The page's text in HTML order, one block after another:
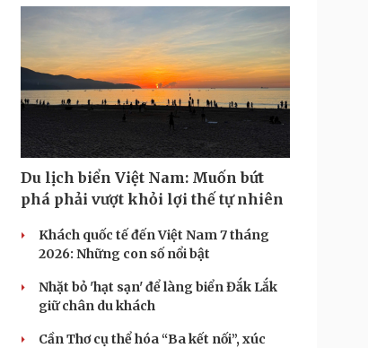
Du lịch biển Việt Nam: Muốn bứt
phá phải vượt khỏi lợi thế tự nhiên
Khách quốc tế đến Việt Nam 7 tháng
2026: Những con số nổi bật
Nhặt bỏ 'hạt sạn' để làng biển Đắk Lắk
giữ chân du khách
Cần Thơ cụ thể hóa “Ba kết nối”, xúc